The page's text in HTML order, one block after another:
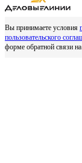
Вы принимаете условия
пользовательского
форме обратной связи